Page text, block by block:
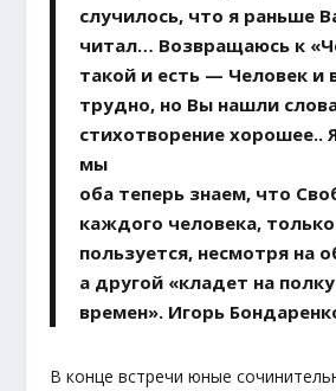
случилось, что я раньше
читал… Возвращаюсь к
такой и есть — Человек и
трудно, но Вы нашли
стихотворение хорошее..
мы
оба теперь знаем, что
каждого человека,
пользуется, несмотря на
а другой «кладет на
времен». Игорь
В конце встречи юные